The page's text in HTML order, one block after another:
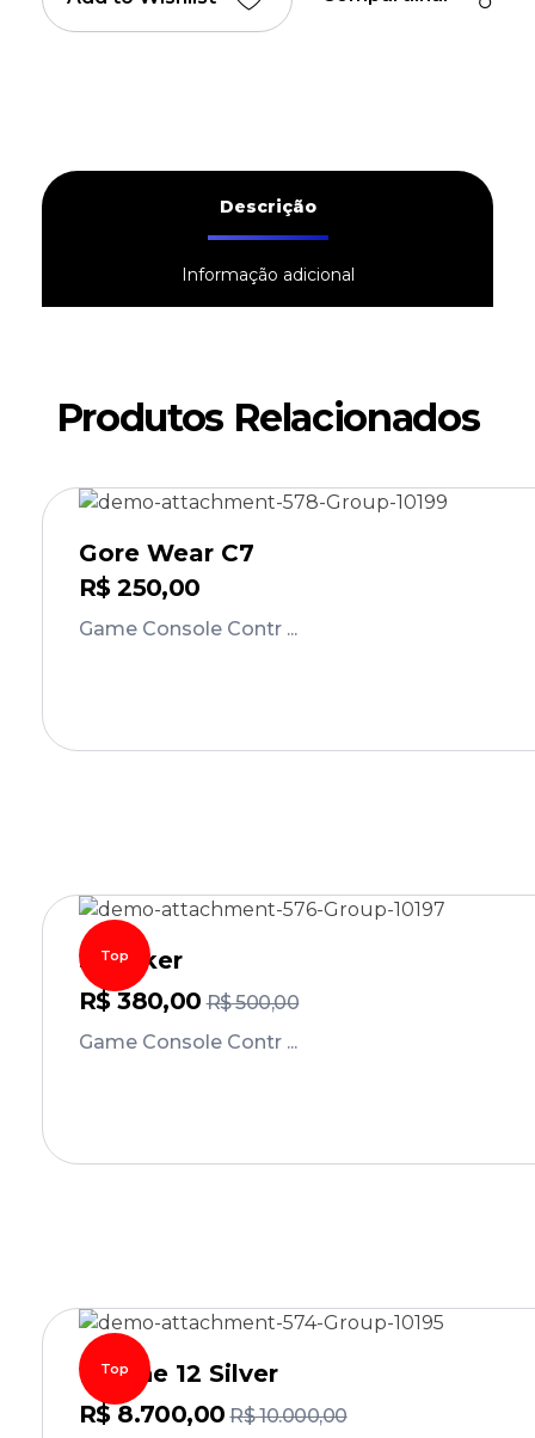
Descrição
Informação adicional
Produtos Relacionados
Gore Wear C7
R$250,00
Game Console Contr ...
Top
Speaker
R$380,00 R$500,00
Game Console Contr ...
Top
IPhone 12 Silver
R$8.700,00 R$10.000,00